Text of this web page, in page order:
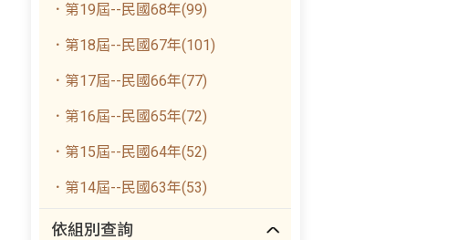
．第19屆--民國68年(99)
．第18屆--民國67年(101)
．第17屆--民國66年(77)
．第16屆--民國65年(72)
．第15屆--民國64年(52)
．第14屆--民國63年(53)
依組別查詢